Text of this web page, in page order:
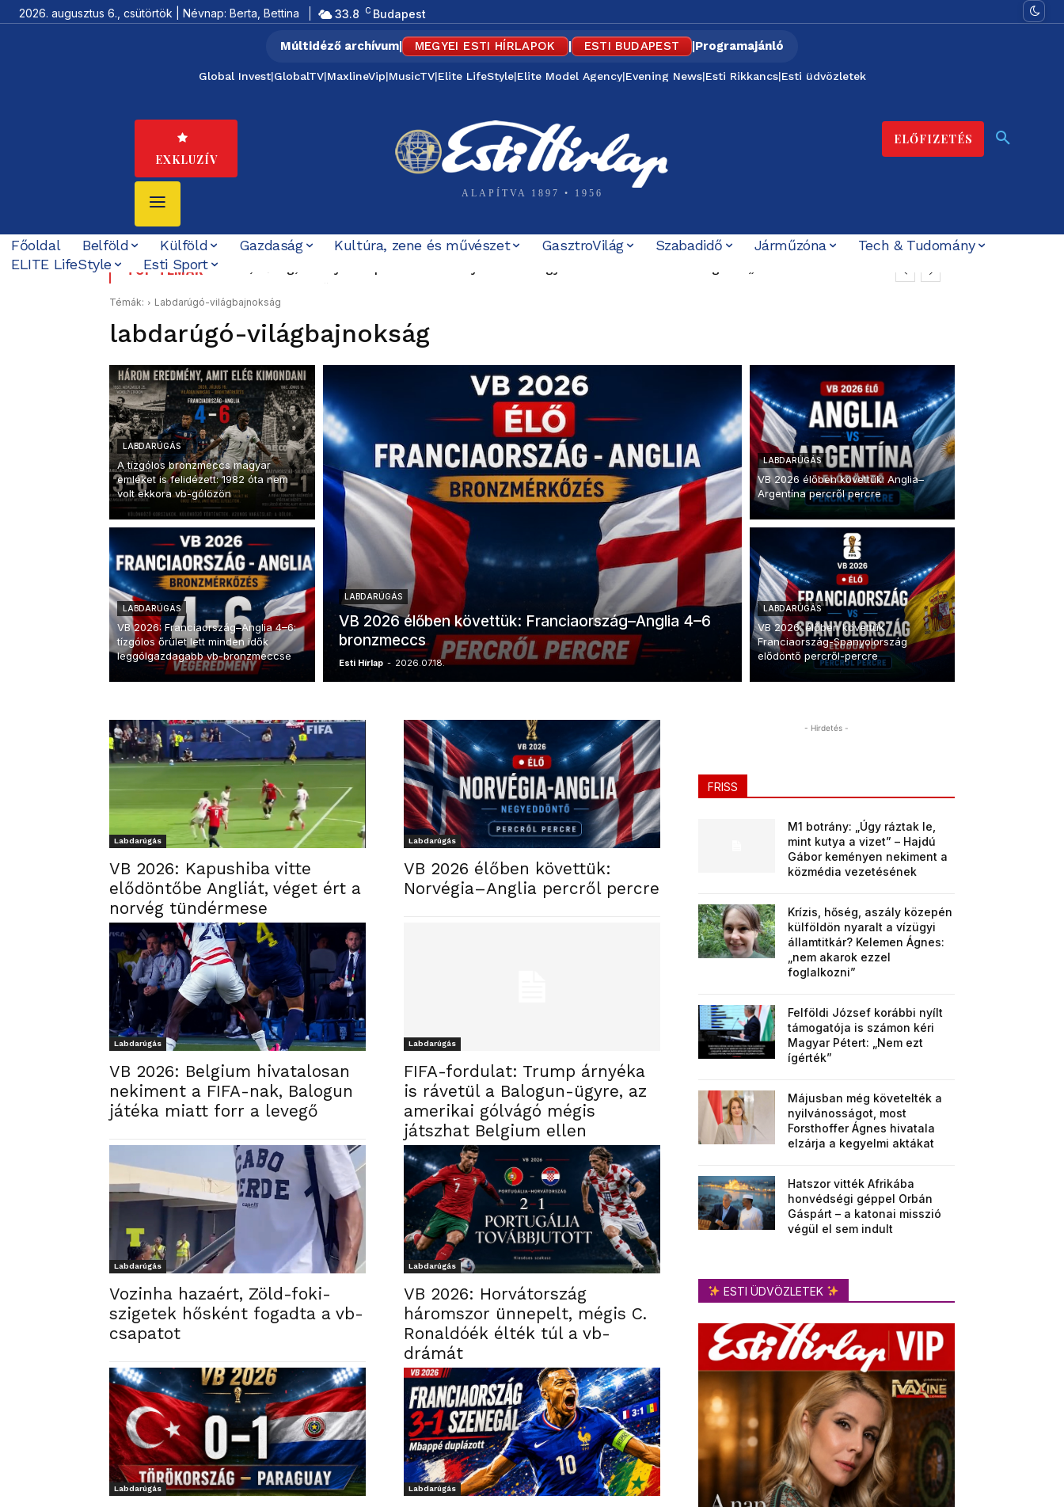
2026. augusztus 6., csütörtök | Névnap: Berta, Bettina 33.8 C Budapest
Múltidéző archívum| MEGYEI ESTI HÍRLAPOK | ESTI BUDAPEST |Programajánló
Global Invest|GlobalTV|MaxlineVip|MusicTV|Elite LifeStyle|Elite Model Agency|Evening News|Esti Rikkancs|Esti üdvözletek
EXKLUZÍV
ALAPÍTVA 1897 • 1956
ELŐFIZETÉS
Főoldal Belföld Külföld Gazdaság Kultúra, zene és művészet GasztroVilág Szabadidő Járműzóna
Tech & Tudomány
ELITE LifeStyle
Esti Sport
TOP TÉMÁK Felföldi József korábbi nyílt támogatója is számon kéri Magyar Pétert: „Nem ezt ígérték”
Témák: Labdarúgó-világbajnokság
labdarúgó-világbajnokság
LABDARÚGÁS
A tízgólos bronzmeccs magyar
emléket is felidézett: 1982 óta nem
volt ekkora vb-gólözön
LABDARÚGÁS
VB 2026: Franciaország–Anglia 4–6:
tízgólos őrület lett minden idők
leggólgazdagabb vb-bronzmeccse
LABDARÚGÁS
VB 2026 élőben követtük: Franciaország–Anglia 4–6
bronzmeccs
Esti Hírlap - 2026.07.18.
LABDARÚGÁS
VB 2026 élőben követtük: Anglia–
Argentína percről percre
LABDARÚGÁS
VB 2026: élőben követtük
Franciaország-Spanyolország
elődöntő percről-percre
Labdarúgás
VB 2026: Kapushiba vitte
elődöntőbe Angliát, véget ért a
norvég tündérmese
Labdarúgás
VB 2026 élőben követtük:
Norvégia–Anglia percről percre
Labdarúgás
VB 2026: Belgium hivatalosan
nekiment a FIFA-nak, Balogun
játéka miatt forr a levegő
Labdarúgás
FIFA-fordulat: Trump árnyéka
is rávetül a Balogun-ügyre, az
amerikai gólvágó mégis
játszhat Belgium ellen
Labdarúgás
Vozinha hazaért, Zöld-foki-
szigetek hősként fogadta a vb-
csapatot
Labdarúgás
VB 2026: Horvátország
háromszor ünnepelt, mégis C.
Ronaldóék élték túl a vb-
drámát
Labdarúgás Labdarúgás
- Hirdetés -
FRISS
M1 botrány: „Úgy ráztak le,
mint kutya a vizet” – Hajdú
Gábor keményen nekiment a
közmédia vezetésének
Krízis, hőség, aszály közepén
külföldön nyaralt a vízügyi
államtitkár? Kelemen Ágnes:
„nem akarok ezzel
foglalkozni”
Felföldi József korábbi nyílt
támogatója is számon kéri
Magyar Pétert: „Nem ezt
ígérték”
Májusban még követelték a
nyilvánosságot, most
Forsthoffer Ágnes hivatala
elzárja a kegyelmi aktákat
Hatszor vitték Afrikába
honvédségi géppel Orbán
Gáspárt – a katonai misszió
végül el sem indult
ESTI ÜDVÖZLETEK